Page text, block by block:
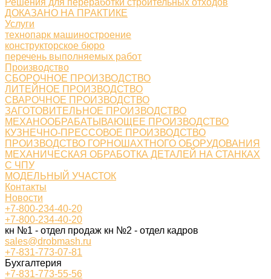
Решения для переработки строительных отходов
ДОКАЗАНО НА ПРАКТИКЕ
Услуги
технопарк машиностроение
конструкторское бюро
перечень выполняемых работ
Производство
СБОРОЧНОЕ ПРОИЗВОДСТВО
ЛИТЕЙНОЕ ПРОИЗВОДСТВО
СВАРОЧНОЕ ПРОИЗВОДСТВО
ЗАГОТОВИТЕЛЬНОЕ ПРОИЗВОДСТВО
МЕХАНООБРАБАТЫВАЮЩЕЕ ПРОИЗВОДСТВО
КУЗНЕЧНО-ПРЕССОВОЕ ПРОИЗВОДСТВО
ПРОИЗВОДСТВО ГОРНОШАХТНОГО ОБОРУДОВАНИЯ
МЕХАНИЧЕСКАЯ ОБРАБОТКА ДЕТАЛЕЙ НА СТАНКАХ
С ЧПУ
МОДЕЛЬНЫЙ УЧАСТОК
Контакты
Новости
+7-800-234-40-20
+7-800-234-40-20
кн №1 - отдел продаж кн №2 - отдел кадров
sales@drobmash.ru
+7-831-773-07-81
Бухгалтерия
+7-831-773-55-56